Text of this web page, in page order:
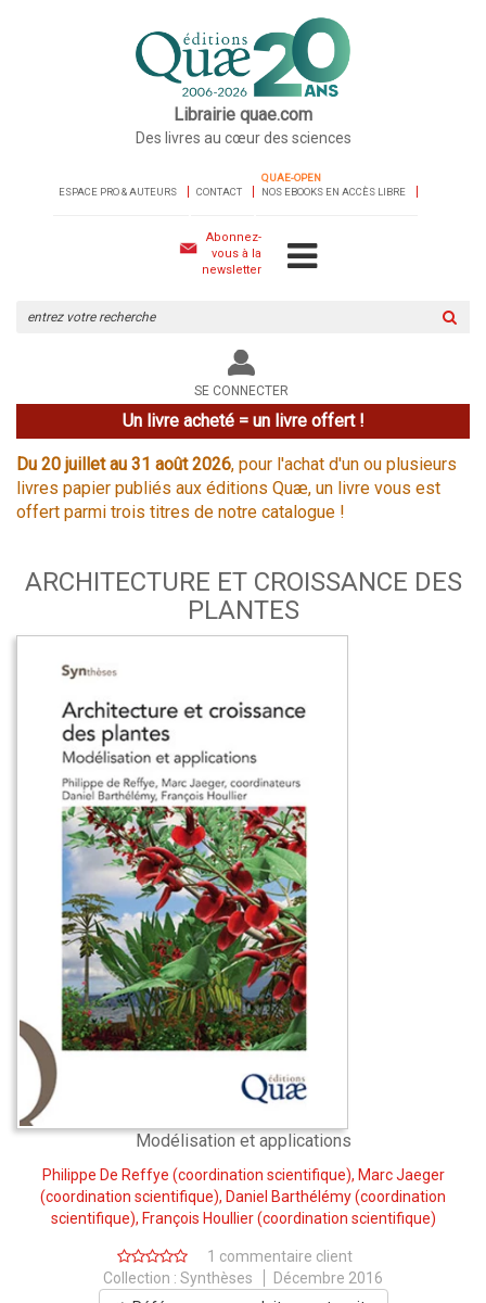
Librairie quae.com
Des livres au cœur des sciences
ESPACE PRO & AUTEURS CONTACT
QUAE-OPEN
NOS EBOOKS EN ACCÈS LIBRE
Abonnez-
vous à la
newsletter
le
site
SE CONNECTER
Un livre acheté = un livre offert !
Du 20 juillet au 31 août 2026, pour l'achat d'un ou plusieurs
livres papier publiés aux éditions Quæ, un livre vous est
offert parmi trois titres de notre catalogue !
ARCHITECTURE ET CROISSANCE DES
PLANTES
Modélisation et applications
Philippe De Reffye (coordination scientifique), Marc Jaeger
(coordination scientifique), Daniel Barthélémy(coordination
scientifique), François Houllier(coordination scientifique)
1 commentaire client
Collection : Synthèses
Décembre 2016